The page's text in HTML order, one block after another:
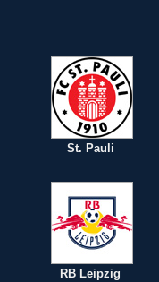
St. Pauli
RB Leipzig